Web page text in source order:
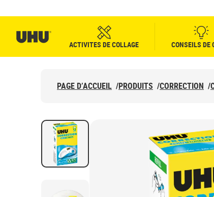
ACTIVITES DE COLLAGE CONSEILS DE
PAGE D’ACCUEIL /PRODUITS /CORRECTION /